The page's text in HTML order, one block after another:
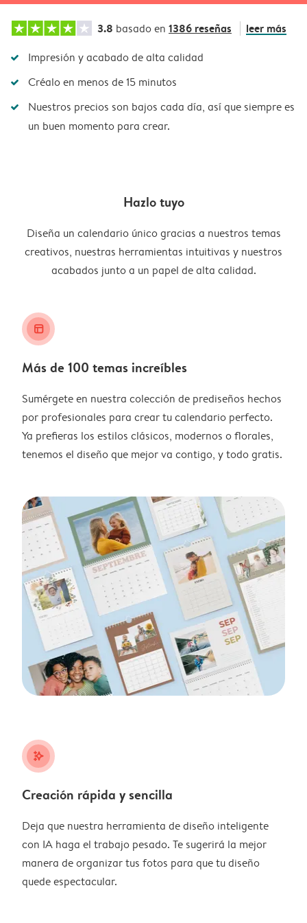
3.8 basado en 1386 reseñas leer más
Impresión y acabado de alta calidad
Créalo en menos de 15 minutos
Nuestros precios son bajos cada día, así que siempre es
un buen momento para crear.
Hazlo tuyo
Diseña un calendario único gracias a nuestros temas
creativos, nuestras herramientas intuitivas y nuestros
acabados junto a un papel de alta calidad.
layout_alt
Más de 100 temas increíbles
Sumérgete en nuestra colección de prediseños hechos
por profesionales para crear tu calendario perfecto.
Ya prefieras los estilos clásicos, modernos o florales,
tenemos el diseño que mejor va contigo, y todo gratis.
stars_plus
Creación rápida y sencilla
Deja que nuestra herramienta de diseño inteligente
con IA haga el trabajo pesado. Te sugerirá la mejor
manera de organizar tus fotos para que tu diseño
quede espectacular.